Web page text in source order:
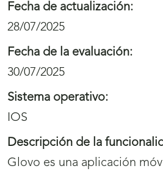
Fecha de actualización:
28/07/2025
Fecha de la evaluación:
30/07/2025
Sistema operativo:
IOS
Descripción de la
Glovo es una aplicación